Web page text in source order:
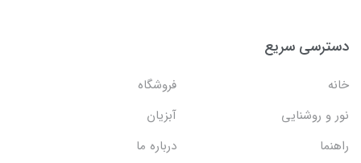
دسترسی سریع
خانه
فروشگاه
نور و روشنایی
آبزیان
راهنما
درباره ما